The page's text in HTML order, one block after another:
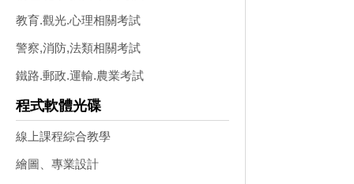
教育.觀光.心理相關考試
警察,消防,法類相關考試
鐵路.郵政.運輸.農業考試
程式軟體光碟
線上課程綜合教學
繪圖、專業設計